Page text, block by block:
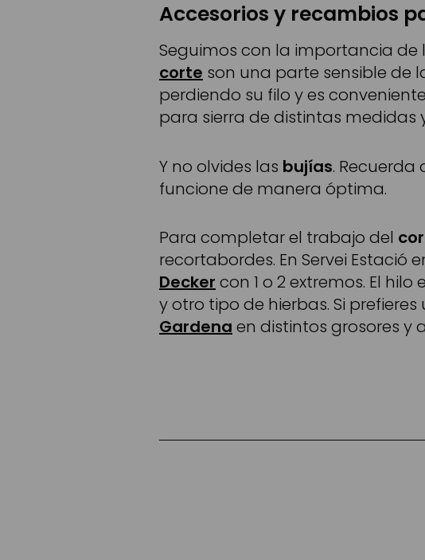
Accesorios y recambios
Seguimos con la importancia de
corte son una parte sensible de
perdiendo su filo y es
para sierra de distintas medidas
Y no olvides las bujías.
funcione de manera óptima.
Para completar el trabajo del
recortabordes. En Servei Estació
Decker con 1 o 2 extremos. El
y otro tipo de hierbas. Si
Gardena en distintos grosores y